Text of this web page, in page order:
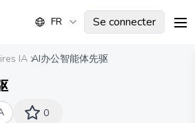
FR Se connecter
IA AI办公智能体先驱
0